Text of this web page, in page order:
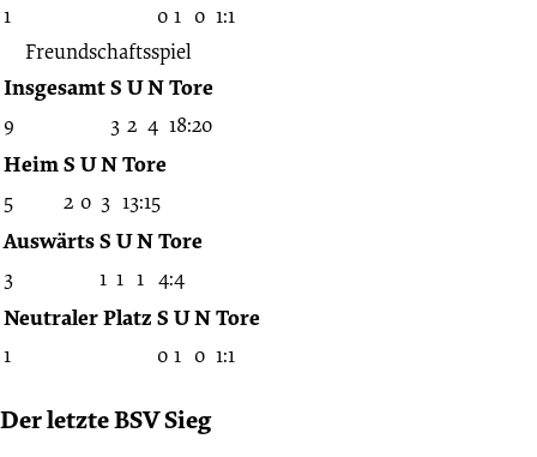
1 0 1 0 1:1
Freundschaftsspiel
InsgesamtS UNTore
9 3 2 4 18:20
HeimS UNTore
5 2 0 3 13:15
AuswärtsS UNTore
3 1 1 1 4:4
Neutraler Platz S UNTore
1 0 1 0 1:1
Der letzte BSV Sieg